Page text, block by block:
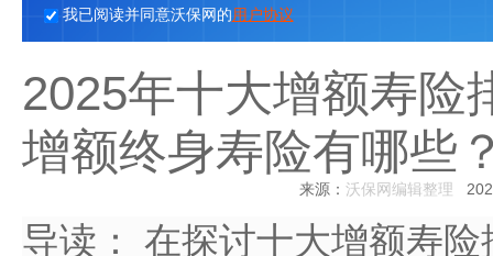
我已阅读并同意沃保网的用户协议
2025年十大增额寿险
增额终身寿险有哪些
来源： 沃保网编辑整理
导读：
在探讨十大增额寿